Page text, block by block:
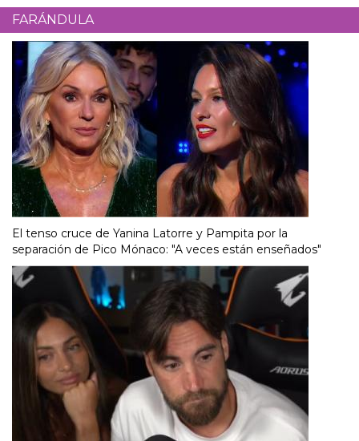
FARÁNDULA
El tenso cruce de Yanina Latorre y Pampita por la
separación de Pico Mónaco: "A veces están enseñados"